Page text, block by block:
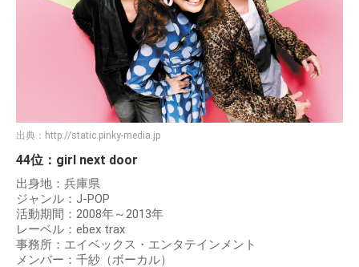
出典： http://static.pinky-media.jp
44位：girl next door
出身地：兵庫県
ジャンル：J-POP
活動期間：2008年～2013年
レーベル：ebex trax
事務所：エイベックス・エンタテインメント
メンバー：千紗（ボーカル）